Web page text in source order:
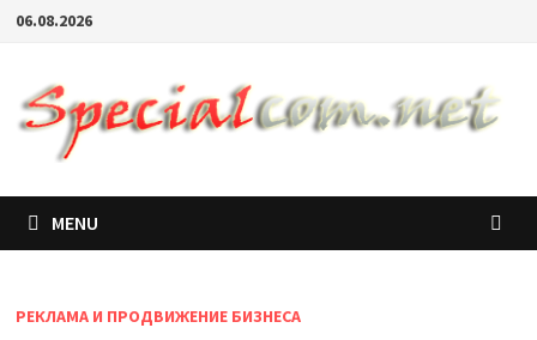
06.08.2026
MENU
РЕКЛАМА И ПРОДВИЖЕНИЕ БИЗНЕСА